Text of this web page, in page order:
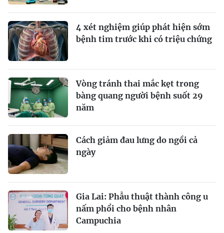
4 xét nghiệm giúp phát hiện sớm
bệnh tim trước khi có triệu chứng
Vòng tránh thai mắc kẹt trong
bàng quang người bệnh suốt 29
năm
Cách giảm đau lưng do ngồi cả
ngày
Gia Lai: Phẫu thuật thành công u
nấm phổi cho bệnh nhân
Campuchia